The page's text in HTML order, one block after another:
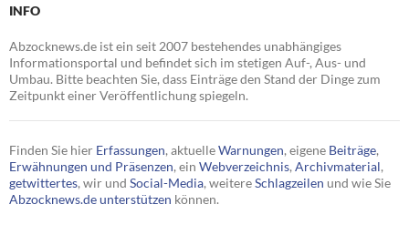
INFO
Abzocknews.de ist ein seit 2007 bestehendes unabhängiges
Informationsportal und befindet sich im stetigen Auf-, Aus- und
Umbau. Bitte beachten Sie, dass Einträge den Stand der Dinge zum
Zeitpunkt einer Veröffentlichung spiegeln.
Finden Sie hier Erfassungen, aktuelleWarnungen, eigene Beiträge,
Erwähnungen und Präsenzen, ein Webverzeichnis, Archivmaterial,
getwittertes, wir und Social-Media, weitereSchlagzeilen und wie Sie
Abzocknews.de unterstützen können.